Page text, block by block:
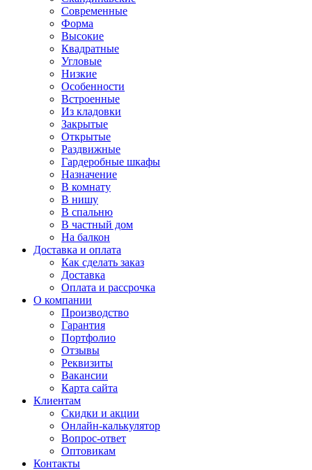
Современные
Форма
Высокие
Квадратные
Угловые
Низкие
Особенности
Встроенные
Из кладовки
Закрытые
Открытые
Раздвижные
Гардеробные шкафы
Назначение
В комнату
В нишу
В спальню
В частный дом
На балкон
Доставка и оплата
Как сделать заказ
Доставка
Оплата и рассрочка
О компании
Производство
Гарантия
Портфолио
Отзывы
Реквизиты
Вакансии
Карта сайта
Клиентам
Скидки и акции
Онлайн-калькулятор
Вопрос-ответ
Оптовикам
Контакты